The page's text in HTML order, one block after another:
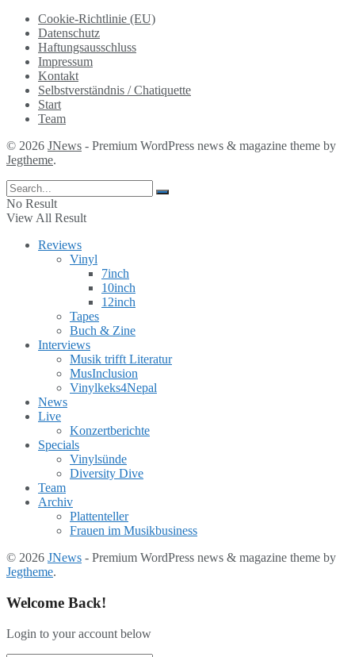
Cookie-Richtlinie (EU)
Datenschutz
Haftungsausschluss
Impressum
Kontakt
Selbstverständnis / Chatiquette
Start
Team
© 2026 JNews - Premium WordPress news & magazine theme by
Jegtheme.
No Result
View All Result
Reviews
Vinyl
7inch
10inch
12inch
Tapes
Buch & Zine
Interviews
Musik trifft Literatur
MusInclusion
Vinylkeks4Nepal
News
Live
Konzertberichte
Specials
Vinylsünde
Diversity Dive
Team
Archiv
Plattenteller
Frauen im Musikbusiness
© 2026 JNews - Premium WordPress news & magazine theme by
Jegtheme.
Welcome Back!
Login to your account below